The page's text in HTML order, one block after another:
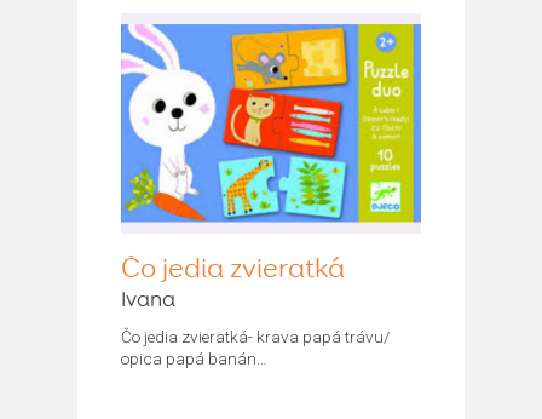
Čo jedia zvieratká
Ivana
Čo jedia zvieratká- krava papá trávu/
opica papá banán…